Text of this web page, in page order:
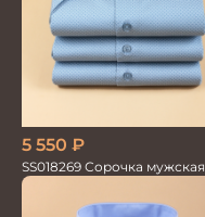
5 550 ₽
SS018269 Сорочка мужская
кор.рукав GROSTYLE PRIME